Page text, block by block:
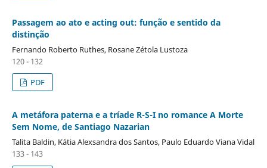
Passagem ao ato e acting out: função e sentido da
distinção
Fernando Roberto Ruthes, Rosane Zétola Lustoza
120 - 132
PDF
A metáfora paterna e a tríade R-S-I no romance A Morte
Sem Nome, de Santiago Nazarian
Talita Baldin, Kátia Alexsandra dos Santos, Paulo Eduardo Viana Vidal
133 - 143